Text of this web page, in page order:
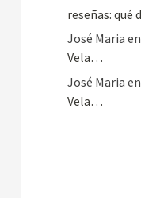
reseñas: qué
José Maria en
Vela…
José Maria en
Vela…